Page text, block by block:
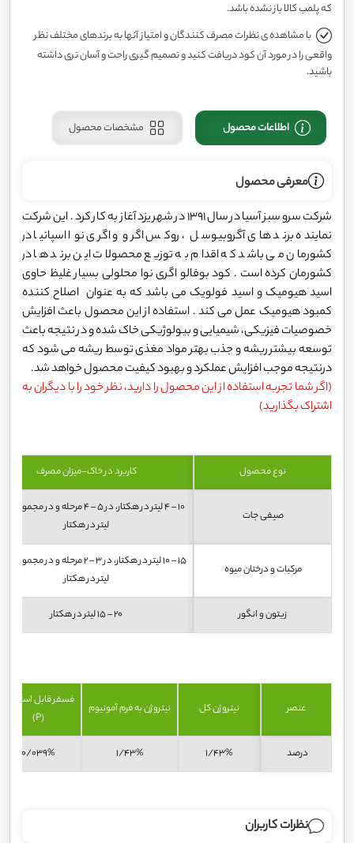
که پلمب کالا باز نشده باشد.
با مشاهده ی نظرات مصرف کنندگان و امتیاز آنها به برندهای مختلف نظر
واقعی را در مورد آن کود دریافت کنید و تصمیم گیری راحت و آسان تری داشته
باشید.
اطلاعات محصول مشخصات محصول
معرفی محصول
شرکت سرو سبز آسیا در سال 1391 در شهر یزد آغاز به کار کرد . این شرکت
نماینده برند های آگروبیوسل ، روکس اگرو و اگری نوا اسپانیا در
کشورمان می باشد که اقدام به توزیع محصولات این برند ها در
کشورمان کرده است . کود بوفالو اگری نوا محلولی بسیار غلیظ حاوی
اسید هیومیک و اسید فولویک می باشد که به عنوان اصلاح کننده
کمبود هیومیک عمل می کند . استفاده از این محصول باعث افزایش
خصوصیات فیزیکی، شیمیایی و بیولوژیکی خاک شده و در نتیجه باعث
توسعه بیشتر ریشه و جذب بهتر مواد مغذی توسط ریشه می شود که
درنتیجه موجب افزایش عملکرد و بهبود کیفیت محصول خواهد شد.
(اگر شما تجربه استفاده از این محصول را دارید، نظر خود را با دیگران به
اشتراک بگذارید)
نوع محصول کاربرد در خاک-میزان مصرف
صیفی جات
لیتر در هکتار
مرکبات و درختان میوه
لیتر در هکتار
زیتون و انگور 20 – 15 لیتر در هکتار
عنصر نیتروژن کل نیتروژن به فرم آمونیوم
فسفر قابل استفاده
(P)
درصد 1/43%
1/43%
0/039%
نظرات کاربران